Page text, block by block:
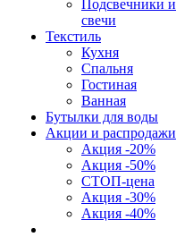
Подсвечники и
свечи
Текстиль
Кухня
Спальня
Гостиная
Ванная
Бутылки для воды
Акции и распродажи
Акция -20%
Акция -50%
СТОП-цена
Акция -30%
Акция -40%